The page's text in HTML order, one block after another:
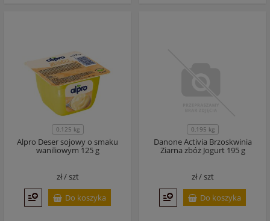
0,125 kg
Alpro Deser sojowy o smaku
waniliowym 125 g
zł /szt
Do koszyka
0,195 kg
Danone Activia Brzoskwinia
Ziarna zbóż Jogurt 195 g
zł /szt
Do koszyka